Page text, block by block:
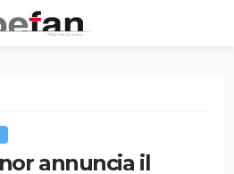
annuncia il